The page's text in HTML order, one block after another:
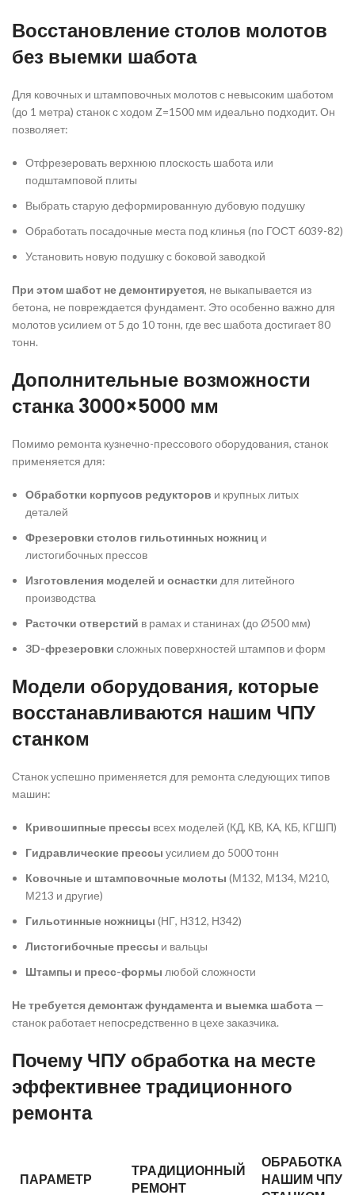
Восстановление столов молотов
без выемки шабота
Для ковочных и штамповочных молотов с невысоким шаботом
(до 1 метра) станок с ходом Z=1500 мм идеально подходит. Он
позволяет:
Отфрезеровать верхнюю плоскость шабота или
подштамповой плиты
Выбрать старую деформированную дубовую подушку
Обработать посадочные места под клинья (по ГОСТ 6039-82)
Установить новую подушку с боковой заводкой
При этом шабот не демонтируется, не выкапывается из
бетона, не повреждается фундамент. Это особенно важно для
молотов усилием от 5 до 10 тонн, где вес шабота достигает 80
тонн.
Дополнительные возможности
станка 3000×5000 мм
Помимо ремонта кузнечно-прессового оборудования, станок
применяется для:
Обработки корпусов редукторов и крупных литых
деталей
Фрезеровки столов гильотинных ножниц и
листогибочных прессов
Изготовления моделей и оснастки для литейного
производства
Расточки отверстий в рамах и станинах (до Ø500 мм)
3D-фрезеровки сложных поверхностей штампов и форм
Модели оборудования, которые
восстанавливаются нашим ЧПУ
станком
Станок успешно применяется для ремонта следующих типов
машин:
Кривошипные прессы всех моделей (КД, КВ, КА, КБ, КГШП)
Гидравлические прессы усилием до 5000 тонн
Ковочные и штамповочные молоты (М132, М134, М210,
М213 и другие)
Гильотинные ножницы (НГ, Н312, Н342)
Листогибочные прессы и вальцы
Штампы и пресс-формы любой сложности
Не требуется демонтаж фундамента и выемка шабота —
станок работает непосредственно в цехе заказчика.
Почему ЧПУ обработка на месте
эффективнее традиционного
ремонта
ПАРАМЕТР
ТРАДИЦИОННЫЙ
РЕМОНТ
ОБРАБОТКА
НАШИМ ЧПУ